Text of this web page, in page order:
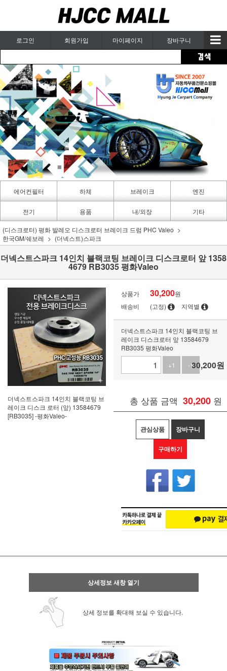
로그인 회원가입 마이페이지 장바구니
에어컨필터
카페인트
하체 브레이크 엔진
전기 용품 내/외장 기타
(디스크로터) 평화 발레오 디스크로터 브레이크 드럼 PHC Valeo
한국GM/쉐보레
(더넥스트)스파크
더넥스트스파크 14인치 블랙코팅 브레이크 디스크로터 앞 1358
4679 RB3035 평화Valeo
더넥스트스파크 14인치 블랙코팅 브
레이크 디스크 로터 (앞) 13584679
[RB3035] -평화Valeo-
상품가 30,200원
배송비
(고정) 지역별
더넥스트스파크 14인치 블랙코팅 브
레이크 디스크로터 앞 13584679
RB3035 평화Valeo
+1
-130,200원
총 상품 금액 30,200 원
관심상품 장바구니
구매하기
상세정보 새창 열기
상세 정보를 확대해 보실 수 있습니다.